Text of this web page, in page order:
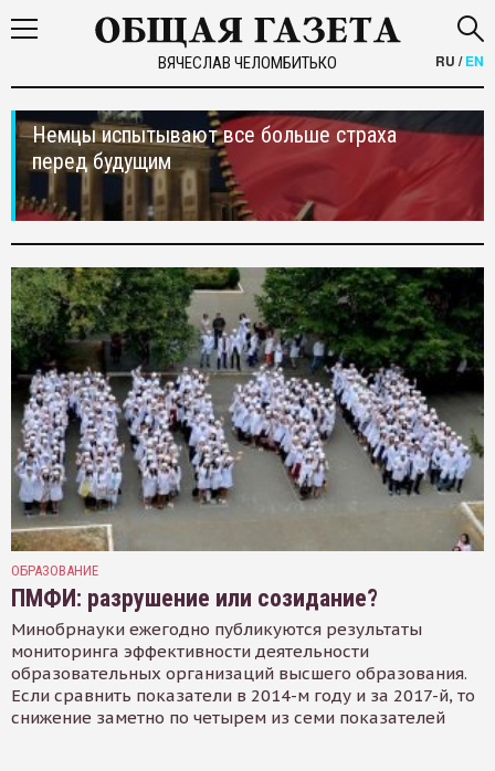
ВЯЧЕСЛАВ ЧЕЛОМБИТЬКО RU /EN
Немцы испытывают все больше страха
перед будущим
ОБРАЗОВАНИЕ
ПМФИ: разрушение или созидание?
Минобрнауки ежегодно публикуются результаты
мониторинга эффективности деятельности
образовательных организаций высшего образования.
Если сравнить показатели в 2014-м году и за 2017-й, то
снижение заметно по четырем из семи показателей